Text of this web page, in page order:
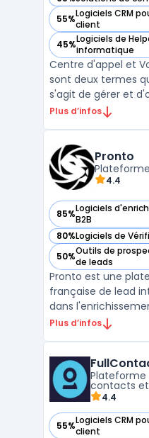
— voir Vocalcom
55%Logiciels CRM
client
— voir Vocalcom
45%Logiciels de
informatique
— voir Vocalcom
Centre d'appel et
sont deux termes
s'agit de gérer et
performances d'un
permet de gérer
Plus d’infos
Pronto
4.4
85%Logiciels
B2B
— voir Pronto dans
80%Logiciels de
— voir Pronto dans
50%Outils de
de leads
— voir Pronto dans
Pronto est une
française de lead
dans
détection d'intent
(99,5% accuracy) ...
Plus d’infos
Plateforme
contacts et
4.4
55%Logiciels CRM
client
— voir FullContact